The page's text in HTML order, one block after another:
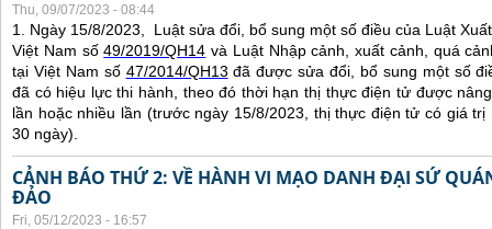
Thu, 09/07/2023 - 08:44
1. Ngày 15/8/2023, Luật sửa đổi, bổ sung một số điều của Luật
Việt Nam số49/2019/QH14 và Luật Nhập cảnh, xuất cảnh, quá
tại Việt Nam số 47/2014/QH13 đã được sửa đổi, bổ sung một số
đã có hiệu lực thi hành, theo đó thời hạn thị thực điện tử được
lần hoặc nhiều lần (trước ngày 15/8/2023, thị thực điện tử có giá
30 ngày).
CẢNH BÁO THỨ 2: VỀ HÀNH VI MẠO DANH ĐẠI SỨ
ĐẢO
Fri, 05/12/2023 - 16:57